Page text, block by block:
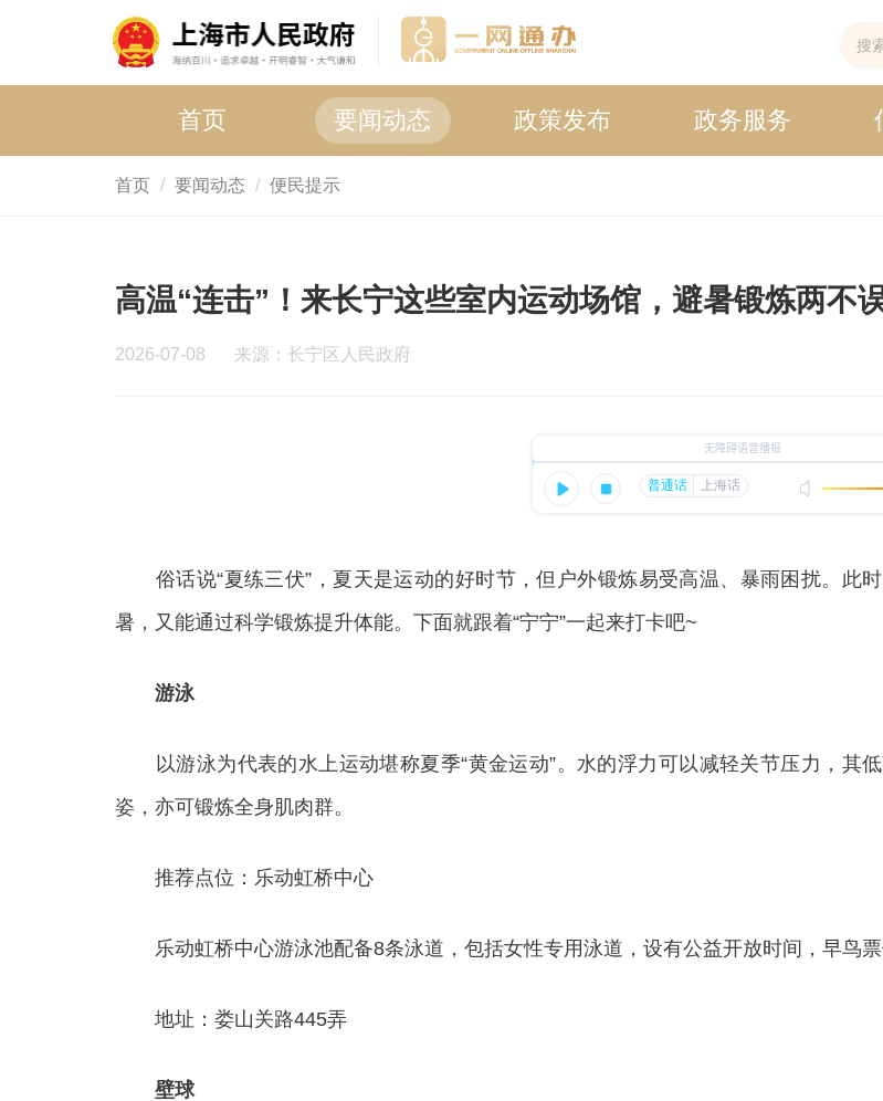
首页 要闻动态 政策发布 政务服务
首页 要闻动态 便民提示
高温“连击”！来长宁这些室内运动场馆，避暑锻炼两不
2026-07-08 来源：长宁区人民政府
俗话说“夏练三伏”，夏天是运动的好时节，但户外锻炼易受高温、暴雨困扰。此
暑，又能通过科学锻炼提升体能。下面就跟着“宁宁”一起来打卡吧~
游泳
以游泳为代表的水上运动堪称夏季“黄金运动”。水的浮力可以减轻关节压力，其
姿，亦可锻炼全身肌肉群。
推荐点位：乐动虹桥中心
乐动虹桥中心游泳池配备8条泳道，包括女性专用泳道，设有公益开放时间，早鸟票
地址：娄山关路445弄
壁球